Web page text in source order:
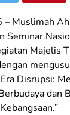
– Muslimah
Seminar
Majelis
Disrupsi:
dan